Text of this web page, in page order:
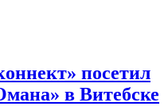
посетил
в Витебске